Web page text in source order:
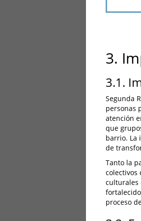
3.
3.1.
Segunda
personas
atención
que
barrio. La
de
Tanto la
colectivos
culturales
proceso